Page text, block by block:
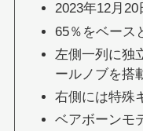
2023年12月20
65％をベース
左側一列に独
ールノブを搭
右側には特殊
ベアボーンモ